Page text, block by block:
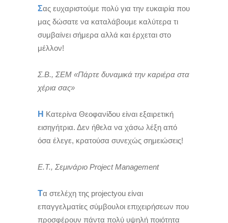
Σας ευχαριστούμε πολύ για την ευκαιρία που
μας δώσατε να καταλάβουμε καλύτερα τι
συμβαίνει σήμερα αλλά και έρχεται στο
μέλλον!
Σ.Β., ΣΕΜ «Πάρτε δυναμικά την καριέρα στα
χέρια σας»
Η Κατερίνα Θεοφανίδου είναι εξαιρετική
εισηγήτρια. Δεν ήθελα να χάσω λέξη από
όσα έλεγε, κρατούσα συνεχώς σημειώσεις!
Ε.Τ., Σεμινάριο Project Management
Τα στελέχη της projectyou είναι
επαγγελματίες σύμβουλοι επιχειρήσεων που
προσφέρουν πάντα πολύ υψηλή ποιότητα